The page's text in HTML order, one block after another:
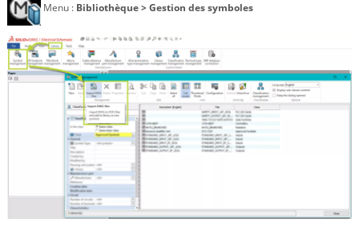
Menu : Bibliothèque > Gestion des symboles